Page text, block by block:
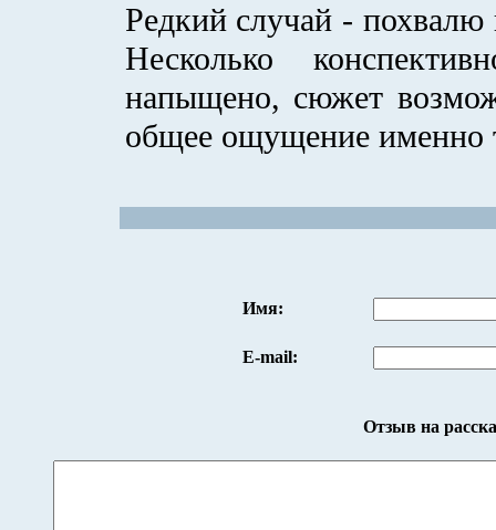
Редкий случай -
Несколько
напыщено, сюжет
общее ощущение именно
Имя:
E-mail:
Отзыв на